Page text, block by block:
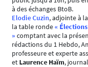
à des échanges BtoB.
Elodie Cuzin, adjointe à
la table ronde«
» comptant avec la
rédactions du 1 Hebdo,
professeure et experte
et Laurence Haïm,